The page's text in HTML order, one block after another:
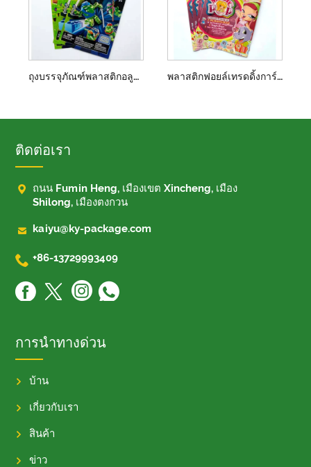
ถุงบรรจุภัณฑ์พลาสติกอลูมิเนียมฟอยล์สำหรับของเล่น พลาสติกฟอยล์เทรดดิ้งการ์ดบรรจุความร้อนซีล
ติดต่อเรา

ถนน Fumin Heng, เมืองเขต Xincheng, เมือง
Shilong, เมืองตงกวน
 kaiyu@ky-package.com
 +86-13729993409
การนำทางด่วน
บ้าน
เกี่ยวกับเรา
สินค้า
ข่าว